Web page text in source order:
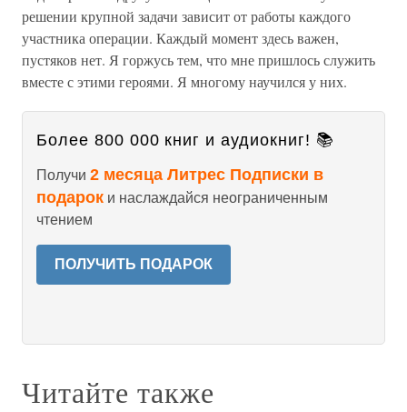
решении крупной задачи зависит от работы каждого
участника операции. Каждый момент здесь важен,
пустяков нет. Я горжусь тем, что мне пришлось служить
вместе с этими героями. Я многому научился у них.
Более 800 000 книг и аудиокниг! 📚
Получи 2 месяца Литрес Подписки в
подарок и наслаждайся неограниченным
чтением
ПОЛУЧИТЬ ПОДАРОК
Читайте также